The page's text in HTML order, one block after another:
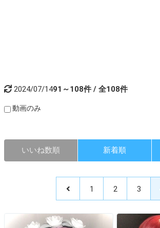
2024/07/1491～108件 / 全108件
動画のみ
いいね数順 新着順
1 2 3